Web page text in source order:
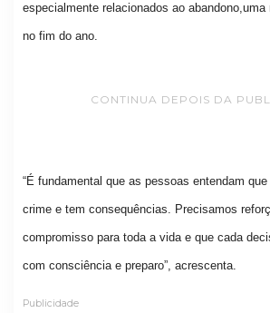
especialmente relacionados ao abandono,uma
no fim do ano.
CONTINUA DEPOIS DA
“É fundamental que as pessoas entendam
crime e tem consequências. Precisamos
compromisso para toda a vida e que cada
com consciência e preparo”, acrescenta.
Publicidade